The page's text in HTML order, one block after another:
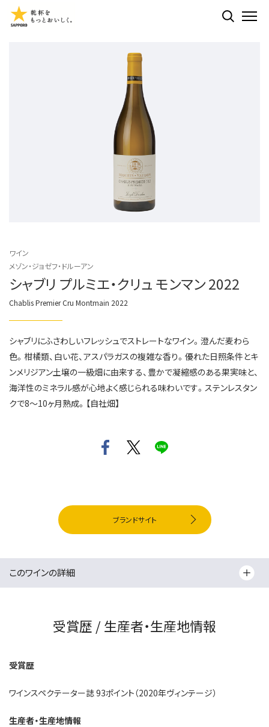
検索する
ワイン
メゾン・ジョゼフ・ドルーアン
シャブリ プルミエ・クリュ モンマン 2022
Chablis Premier Cru Montmain 2022
シャブリにふさわしいフレッシュでストレートなワイン。澄んだ麦わら
色。柑橘類、白い花、アスパラガスの複雑な香り。優れた日照条件とキ
ンメリジアン土壌の一級畑に由来する、豊かで凝縮感のある果実味と、
海洋性のミネラル感が心地よく感じられる味わいです。ステンレスタン
クで8～10ヶ月熟成。【自社畑】
ブランドサイト
このワインの詳細
受賞歴 / 生産者・生産地情報
受賞歴
ワインスペクテーター誌 93ポイント（2020年ヴィンテージ）
生産者・生産地情報